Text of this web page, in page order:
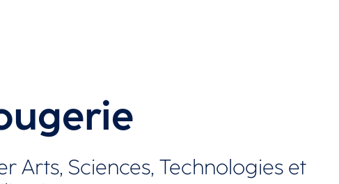
Arts, Sciences, Technologies et